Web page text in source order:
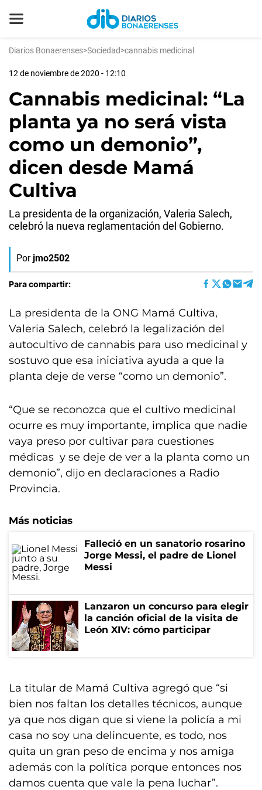
Diarios Bonaerenses>Sociedad>cannabis medicinal
12 de noviembre de 2020 - 12:10
Cannabis medicinal: “La
planta ya no será vista
como un demonio”,
dicen desde Mamá
Cultiva
La presidenta de la organización, Valeria Salech,
celebró la nueva reglamentación del Gobierno.
Por jmo2502
Para compartir:
La presidenta de la ONG Mamá Cultiva,
Valeria Salech, celebró la legalización del
autocultivo de cannabis para uso medicinal y
sostuvo que esa iniciativa ayuda a que la
planta deje de verse “como un demonio”.
“Que se reconozca que el cultivo medicinal
ocurre es muy importante, implica que nadie
vaya preso por cultivar para cuestiones
médicas y se deje de ver a la planta como un
demonio”, dijo en declaraciones a Radio
Provincia.
Más noticias
Falleció en un sanatorio rosarino
Jorge Messi, el padre de Lionel
Messi
Lanzaron un concurso para elegir
la canción oficial de la visita de
León XIV: cómo participar
La titular de Mamá Cultiva agregó que “si
bien nos faltan los detalles técnicos, aunque
ya que nos digan que si viene la policía a mi
casa no soy una delincuente, es todo, nos
quita un gran peso de encima y nos amiga
además con la política porque entonces nos
damos cuenta que vale la pena luchar”.